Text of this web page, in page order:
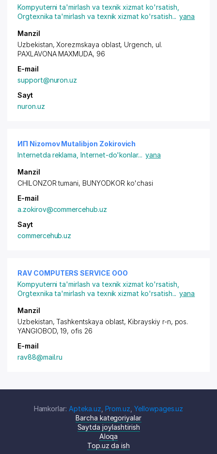
Kompyuterni ta'mirlash va texnik xizmat ko'rsatish
Orgtexnika ta'mirlash va texnik xizmat ko'rsatish... yana
Manzil
Uzbekistan, Xorezmskaya oblast, Urgench, ul.
PAXLAVONA MAXMUDA, 96
E-mail
support@nuron.uz
Sayt
nuron.uz
ИП Nizomov Mutalibjon Zokirovich
Internetda reklama ,Internet-do'konlar... yana
Manzil
CHILONZOR tumani, BUNYODKOR ko'chasi
E-mail
a.zokirov@commercehub.uz
Sayt
commercehub.uz
RAV COMPUTERS SERVICE ООО
Kompyuterni ta'mirlash va texnik xizmat ko'rsatish
Orgtexnika ta'mirlash va texnik xizmat ko'rsatish... yana
Manzil
Uzbekistan, Tashkentskaya oblast, Kibrayskiy r-n, pos.
YANGIOBOD, 19, ofis 26
E-mail
rav88@mail.ru
Hamkorlar: Apteka.uz Prom.uz ,Yellowpages.uz
Barcha kategoriyalar
Saytda joylashtirish
Aloqa
Top.uz da ish